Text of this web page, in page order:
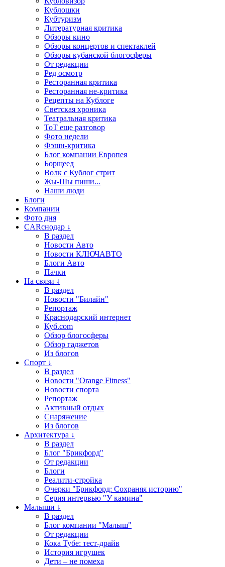
Кублошки
Кубтуризм
Литературная критика
Обзоры кино
Обзоры концертов и спектаклей
Обзоры кубанской блогосферы
От редакции
Ред осмотр
Ресторанная критика
Ресторанная не-критика
Рецепты на Кублоге
Светская хроника
Театральная критика
ТоТ еще разговор
Фото недели
Фэшн-критика
Блог компании Европея
Борщеед
Волк с Кублог стрит
Жы-Шы пиши...
Наши люди
Блоги
Компании
Фото дня
CARснодар ↓
В раздел
Новости Авто
Новости КЛЮЧАВТО
Блоги Авто
Пачки
На связи ↓
В раздел
Новости "Билайн"
Репортаж
Краснодарский интернет
Куб.com
Обзор блогосферы
Обзор гаджетов
Из блогов
Спорт ↓
В раздел
Новости "Orange Fitness"
Новости спорта
Репортаж
Активный отдых
Снаряжение
Из блогов
Архитектура ↓
В раздел
Блог "Брикфорд"
От редакции
Блоги
Реалити-стройка
Очерки "Брикфорд: Сохраняя историю"
Серия интервью "У камина"
Малыши ↓
В раздел
Блог компании "Малыш"
От редакции
Кока Тубе: тест-драйв
История игрушек
Дети – не помеха